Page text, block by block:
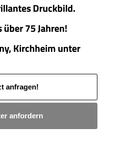
Druckbild.
75 Jahren!
Kirchheim unter
anfragen!
anfordern